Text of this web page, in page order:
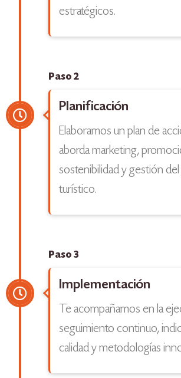
estratégicos.
Paso 2
Planificación
Elaboramos un plan de
aborda marketing,
sostenibilidad y gestión
turístico.
Paso 3
Implementación
Te acompañamos en la
seguimiento continuo,
calidad y metodologías